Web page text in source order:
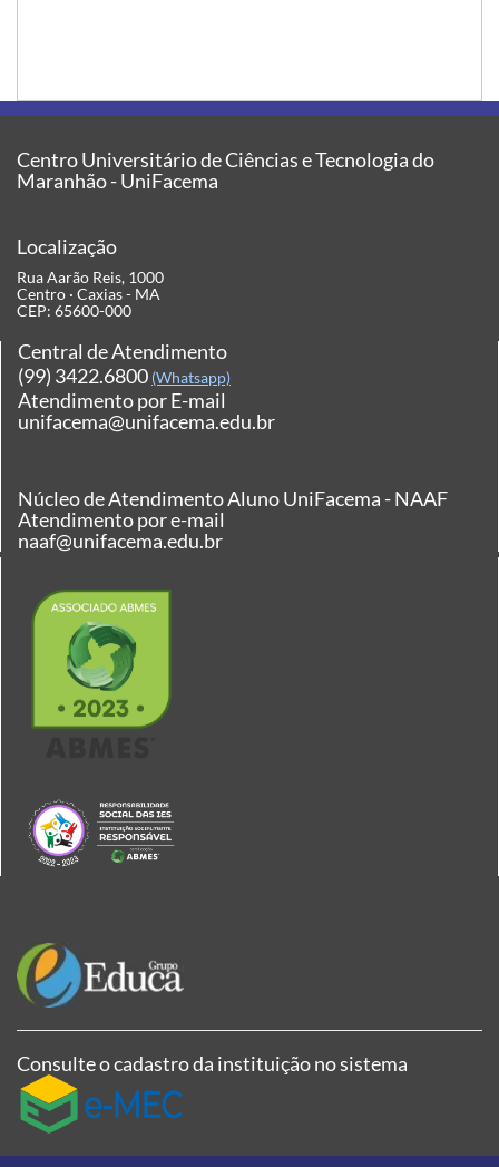
Centro Universitário de Ciências e Tecnologia do
Maranhão - UniFacema
Localização
Rua Aarão Reis, 1000
Centro · Caxias - MA
CEP: 65600-000
Central de Atendimento
(99) 3422.6800 (Whatsapp)
Atendimento por E-mail
unifacema@unifacema.edu.br
Núcleo de Atendimento Aluno UniFacema - NAAF
Atendimento por e-mail
naaf@unifacema.edu.br
Consulte o cadastro da instituição no sistema